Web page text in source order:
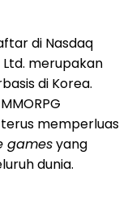
di Nasdaq
Ltd. merupakan
di Korea.
memperluas
gamesyang
dunia.